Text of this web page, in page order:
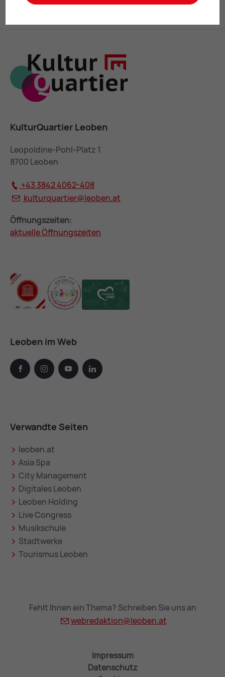
KulturQuartier Leoben
Leopoldine-Pohl-Platz 1
8700 Leoben
+43 3842 4062-408
kulturquartier@leoben.at
Öffnungszeiten:
aktuelle Öffnungszeiten
Leoben im Web
facebook instagramyoutube linkedin
Verwandte Seiten
leoben.at
Asia Spa
City Management
Digitales Leoben
Leoben Holding
Live Congress
Musikschule
Stadtwerke
Tourismus Leoben
Fehlt Ihnen ein Thema? Schreiben Sie uns an
webredaktion@leoben.at
Impressum
Datenschutz